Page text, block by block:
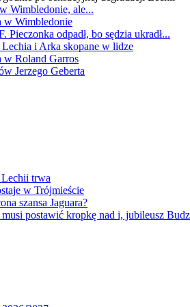
Wimbledonie, ale...
w Wimbledonie
Pieczonka odpadł, bo sędzia ukradł...
i Arka skopane w lidze
w Roland Garros
Jerzego Geberta
trwa
w Trójmieście
szansa Jaguara?
postawić kropkę nad i, jubileusz